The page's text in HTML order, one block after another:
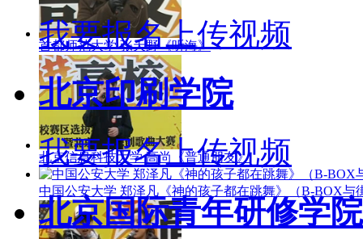
首都师范大学 张天野《听海》
北京信息科技大学 高尚《普通朋友》
中国公安大学 郑泽凡《神的孩子都在跳舞》（B-BOX与
我要报名上传视频
北京印刷学院
我要报名上传视频
北京国际青年研修学院